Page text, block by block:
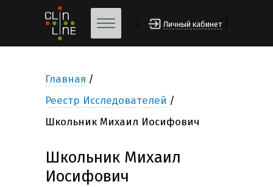
Личный кабинет
Главная
Реестр Исследователей
Школьник Михаил Иосифович
Школьник Михаил
Иосифович